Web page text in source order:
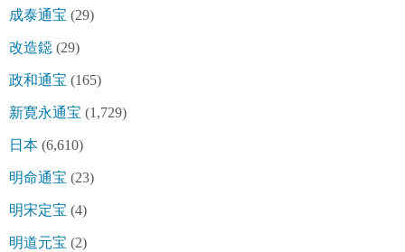
成泰通宝 (29)
改造鐚 (29)
政和通宝 (165)
新寛永通宝 (1,729)
日本 (6,610)
明命通宝 (23)
明宋定宝 (4)
明道元宝 (2)